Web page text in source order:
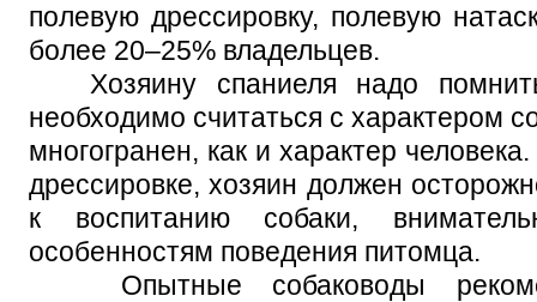
полевую дрессировку, полевую
более 20–25% владельцев.
Хозяину спаниеля надо
необходимо считаться с характером
многогранен, как и характер
дрессировке, хозяин должен
к воспитанию собаки,
особенностям поведения питомца.
Опытные собаководы